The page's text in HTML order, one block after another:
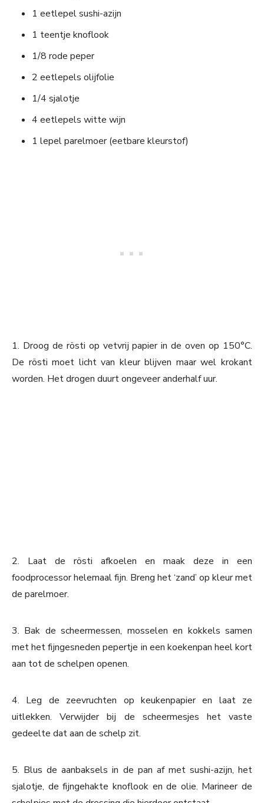
1 eetlepel sushi-azijn
1 teentje knoflook
1/8 rode peper
2 eetlepels olijfolie
1/4 sjalotje
4 eetlepels witte wijn
1 lepel parelmoer (eetbare kleurstof)
1. Droog de rösti op vetvrij papier in de oven op 150°C.
De rösti moet licht van kleur blijven maar wel krokant
worden. Het drogen duurt ongeveer anderhalf uur.
2. Laat de rösti afkoelen en maak deze in een
foodprocessor helemaal fijn. Breng het ‘zand’ op kleur met
de parelmoer.
3. Bak de scheermessen, mosselen en kokkels samen
met het fijngesneden pepertje in een koekenpan heel kort
aan tot de schelpen openen.
4. Leg de zeevruchten op keukenpapier en laat ze
uitlekken. Verwijder bij de scheermesjes het vaste
gedeelte dat aan de schelp zit.
5. Blus de aanbaksels in de pan af met sushi-azijn, het
sjalotje, de fijngehakte knoflook en de olie. Marineer de